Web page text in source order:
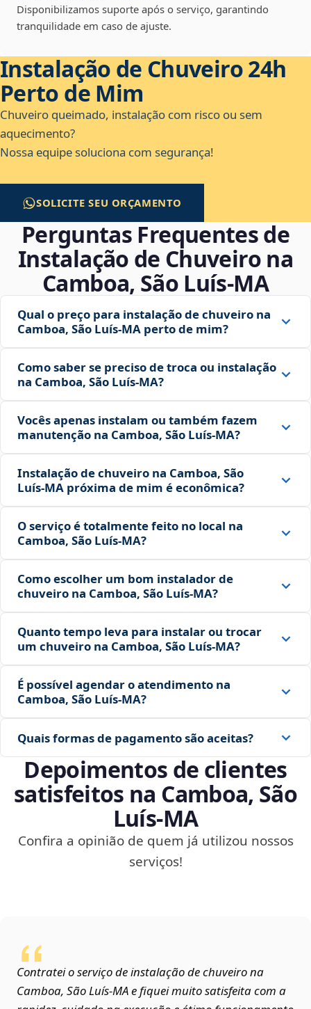
Disponibilizamos suporte após o serviço, garantindo
tranquilidade em caso de ajuste.
Instalação de Chuveiro 24h
Perto de Mim
Chuveiro queimado, instalação com risco ou sem
aquecimento?
Nossa equipe soluciona com segurança!
SOLICITE SEU ORÇAMENTO
Perguntas Frequentes de
Instalação de Chuveiro na
Camboa, São Luís‑MA
Qual o preço para instalação de chuveiro na
Camboa, São Luís‑MA perto de mim?
Como saber se preciso de troca ou instalação
na Camboa, São Luís‑MA?
Vocês apenas instalam ou também fazem
manutenção na Camboa, São Luís‑MA?
Instalação de chuveiro na Camboa, São
Luís‑MA próxima de mim é econômica?
O serviço é totalmente feito no local na
Camboa, São Luís‑MA?
Como escolher um bom instalador de
chuveiro na Camboa, São Luís‑MA?
Quanto tempo leva para instalar ou trocar
um chuveiro na Camboa, São Luís‑MA?
É possível agendar o atendimento na
Camboa, São Luís‑MA?
Quais formas de pagamento são aceitas?
Depoimentos de clientes
satisfeitos na Camboa, São
Luís‑MA
Confira a opinião de quem já utilizou nossos
serviços!
Contratei o serviço de instalação de chuveiro na
Camboa, São Luís‑MA e fiquei muito satisfeita com a